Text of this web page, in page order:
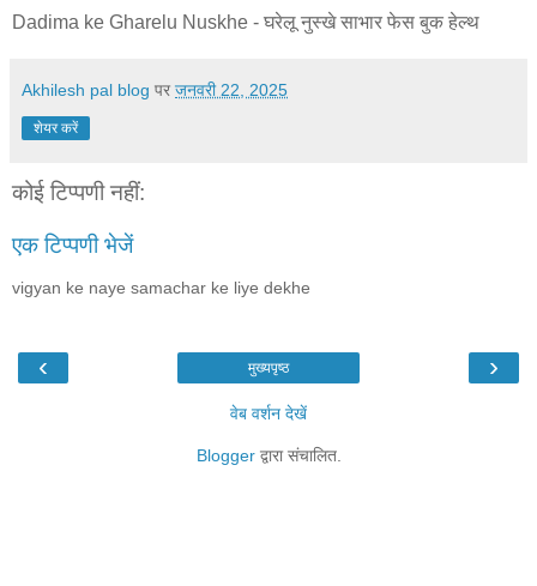
Dadima ke Gharelu Nuskhe - घरेलू नुस्खे साभार फेस बुक हेल्थ
Akhilesh pal blog पर जनवरी 22, 2025
शेयर करें
कोई टिप्पणी नहीं:
एक टिप्पणी भेजें
vigyan ke naye samachar ke liye dekhe
‹ ›
मुख्यपृष्ठ
वेब वर्शन देखें
Bloggerद्वारा संचालित.